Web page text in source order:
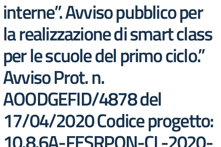
interne”. Avviso pubblico per
la realizzazione di smart class
per le scuole del primo ciclo.”
Avviso Prot. n.
AOODGEFID/4878 del
17/04/2020 Codice progetto: